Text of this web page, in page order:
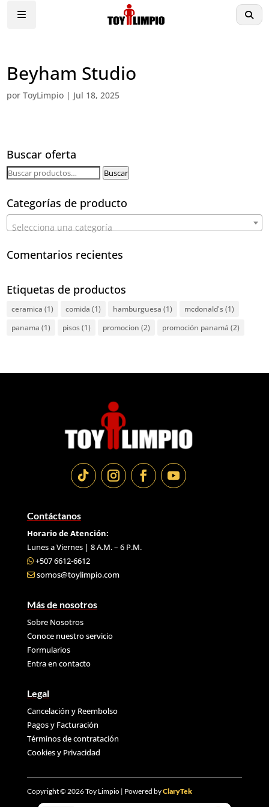
Beyham Studio
porToyLimpio | Jul 18, 2025
Buscar oferta
Buscar
Buscar
Categorías de producto
Selecciona una categoría
Comentarios recientes
Etiquetas de productos
ceramica (1) comida (1) hamburguesa (1) mcdonald's(1)
panama (1) pisos(1) promocion (2) promoción panamá (2)
Contáctanos
Horario de Atención:
Lunes a Viernes | 8 A.M. – 6 P.M.
+507 6612-6612
somos@toylimpio.com
Más de nosotros
Sobre Nosotros
Conoce nuestro servicio
Formularios
Entra en contacto
Legal
Cancelación y Reembolso
Pagos y Facturación
Términos de contratación
Cookies y Privacidad
Copyright © 2026 Toy Limpio | Powered byClaryTek